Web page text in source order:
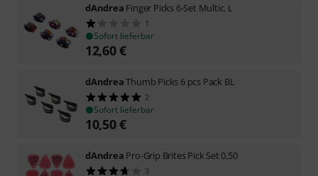
dAndrea Finger Picks 6-Set Multic. L
1
Sofort lieferbar
12,60€
dAndreaThumb Picks 6 pcs Pack BL
2
Sofort lieferbar
10,50€
dAndrea Pro-Grip Brites Pick Set 0,50
3